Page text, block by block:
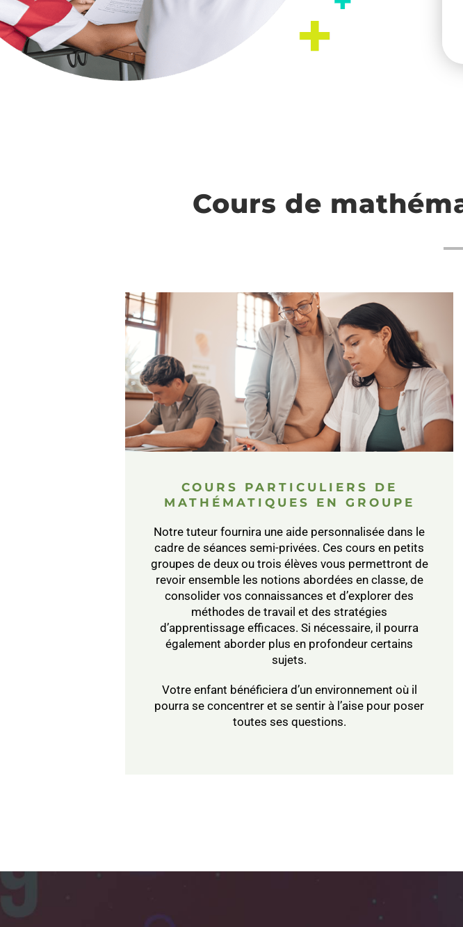
Cours de
COURS PARTICULIERS DE
MATHÉMATIQUES EN GROUPE
Notre tuteur fournira une aide personnalisée dans le
cadre de séances semi-privées. Ces cours en petits
groupes de deux ou trois élèves vous permettront de
revoir ensemble les notions abordées en classe, de
consolider vos connaissances et d’explorer des
méthodes de travail et des stratégies
d’apprentissage efficaces. Si nécessaire, il pourra
également aborder plus en profondeur certains
sujets.
Votre enfant bénéficiera d’un environnement où il
pourra se concentrer et se sentir à l’aise pour poser
toutes ses questions.